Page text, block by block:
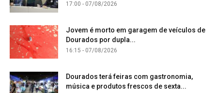
17:00 - 07/08/2026
Jovem é morto em garagem de veículos de
Dourados por dupla...
16:15 - 07/08/2026
Dourados terá feiras com gastronomia,
música e produtos frescos de sexta...